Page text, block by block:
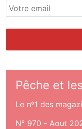
Pêche et
Le nº1 des
N° 970 - Aout